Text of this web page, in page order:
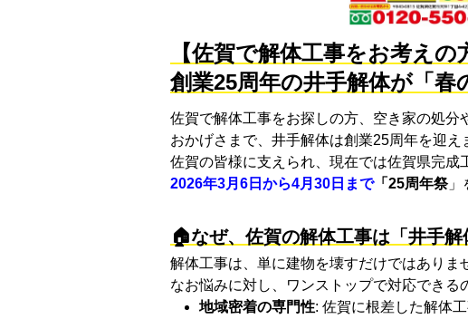
【佐賀で解体工事をお考えの
創業25周年の井手解体が「
佐賀で解体工事をお探しの方、空き家の処分
おかげさまで、井手解体は創業25周年を迎え
佐賀の皆様に支えられ、現在では佐賀県完成
2026年3月6日から4月30日まで「 25周年祭」
🏠なぜ、佐賀の解体工事は「井手
解体工事は、単に建物を壊すだけではあり
なお悩みに対し、ワンストップで対応できる
地域密着の専門性: 佐賀に根差した解体